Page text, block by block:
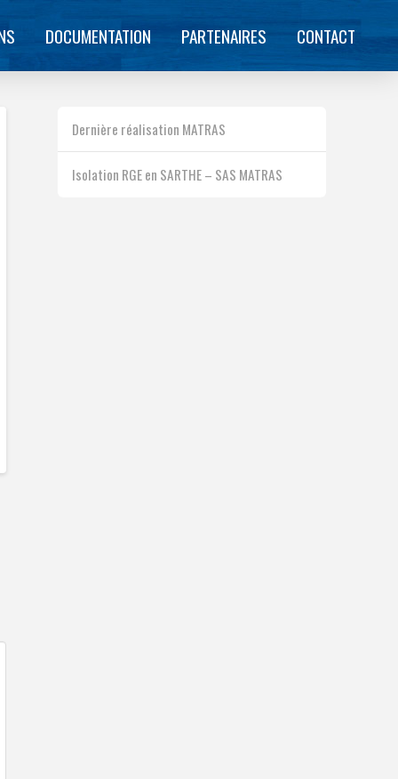
DOCUMENTATION PARTENAIRES CONTACT
Dernière réalisation MATRAS
Isolation RGE en SARTHE – SAS MATRAS